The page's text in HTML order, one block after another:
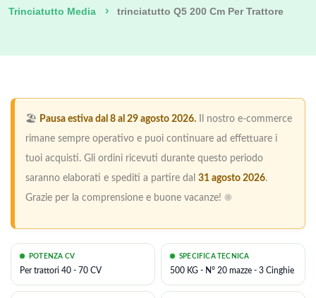
Trinciatutto Media
Trinciatutto Q5 200 Cm Per Trattore
🏖️ Pausa estiva dal 8 al 29 agosto 2026. Il nostro e-commerce
rimane sempre operativo e puoi continuare ad effettuare i
tuoi acquisti. Gli ordini ricevuti durante questo periodo
saranno elaborati e spediti a partire dal 31 agosto 2026.
Grazie per la comprensione e buone vacanze! ☀️
POTENZA CV
Per trattori 40 - 70 CV
SPECIFICA TECNICA
500 KG - N° 20 mazze - 3 Cinghie